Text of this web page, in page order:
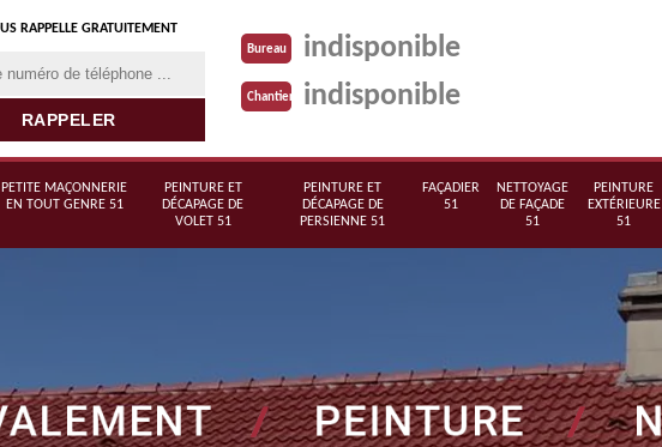
RAPPELLE GRATUITEMENT
Bureau indisponible
Chantier indisponible
PETITE MAÇONNERIE
EN TOUT GENRE 51
PEINTURE ET
DÉCAPAGE DE
VOLET 51
PEINTURE ET
DÉCAPAGE DE
PERSIENNE 51
FAÇADIER
51
NETTOYAGE
DE FAÇADE
51
PEINTURE
EXTÉRIEURE
51